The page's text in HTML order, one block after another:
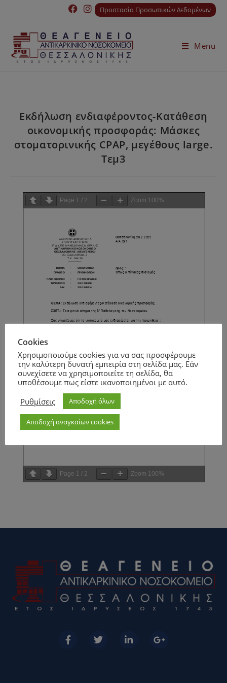
Προστασία Προσωπικών Δεδομένων
Menu
Εκδήλωση ενδιαφέροντος-Κατάθεση
οικονομικής προσφοράς: Μάσκες
στοματορινικής CPAP, μεγέθους large.
Τεμ3
Page 1 / 2 Zoom 100%
Page 1 / 2 Zoom 100%
Cookies
Χρησιμοποιούμε cookies για να σας προσφέρουμε
την καλύτερη δυνατή εμπειρία στη σελίδα μας. Εάν
συνεχίσετε να χρησιμοποιείτε τη σελίδα, θα
υποθέσουμε πως είστε ικανοποιημένοι με αυτό.
Ρυθμίσεις
Αποδοχή όλων
Αποδοχή αναγκαίων cookies